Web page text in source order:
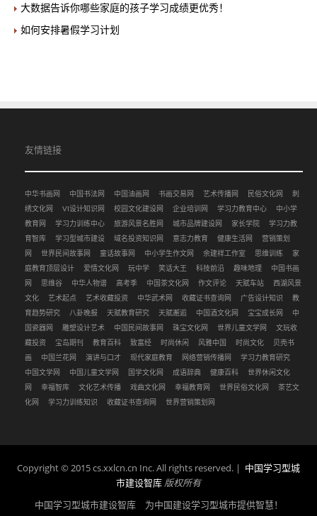
大数据告诉你哪些家庭的孩子学习成绩更优秀！
如何安排暑假学习计划
友情链接
中华书画网 中国书法网 中国油画网 书画交易网 艺术传播网 民俗文化网
刺
绣文化网
VI设计知识网 校园文化建设网 企业培训网 学习力教育中心
中小学
教育网
学习力训练中心 旅游风景名胜网 城市品牌建设网 家长学院
学习力教
育智库
学习型城市建设 域名投资知识网 意志力教育 健康生活网
营销策划
网
世界民间故事网 童话故事网 中小学生作文网 余建祥工作室 思维训练
家
庭教育顶层设计
爱情文化网 玩中学 笑话大王 科技前沿 趣味地理
中国书画
网
思维谷 中华人物谱 高考季 中国茶文化网 作文评论 天赋车站
西湖风景
文化
艺术起点 艺术收藏投资 中华武术网 收藏证书查询网 广告设计知识
教
育趋势研究
八卦晚报 天赋教育研究 天赋邂逅 中国酒文化网 宝宝成长网
中
国瓷器网
雕塑设计艺术 中国民间故事网 珠宝文化网 世界儿童文学网
文玩收
藏投资
宝岛期刊 教育百科 致富经 时尚休闲 风雅中国 时尚文化
贝壳书
画
中国兰花网 演讲与口才 现代家庭教育 网络营销传播网
学习力教育研究
中国文学网
中国儿童文学网 国学文化网 成语辞典 健康百科
世界休闲文化
网
幸福智库 文化艺术传播 戏曲文化网 幸福教育网 世界民俗文化网
茶艺文
化网
学习力训练知识 收藏证书查询网 世界营销策划网
Copyright © 2015 cs.xxlcn.cn Inc. All rights reserved. | 中国学习型城
市建设智库版权所有
中国学习型城市建设智库 为中国建设学习型城市提供智慧！